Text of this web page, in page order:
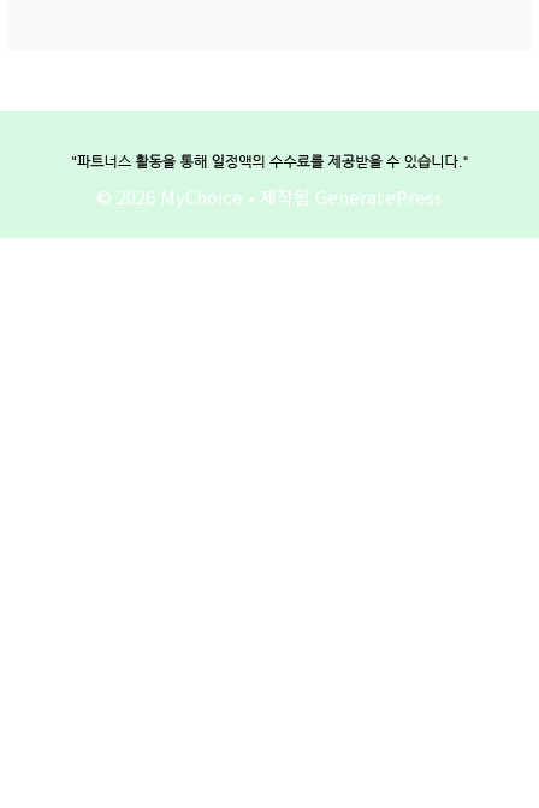
© 2026 MyChoice • 제작됨 GeneratePress